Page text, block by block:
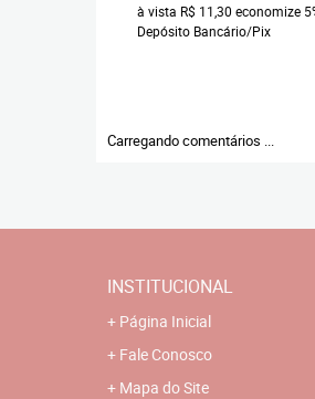
à vista R$ 11,30 economize
Depósito Bancário/Pix
Carregando comentários ...
INSTITUCIONAL
Página Inicial
Fale Conosco
Mapa do Site